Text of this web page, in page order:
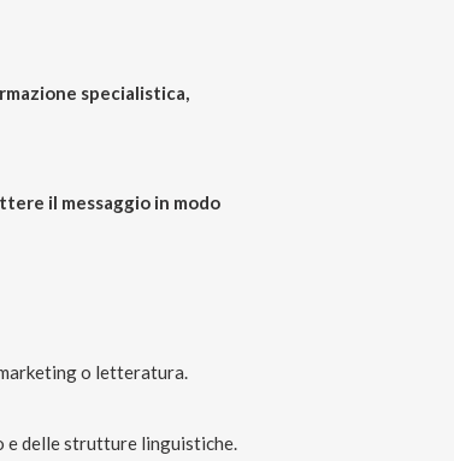
specialistica,
il messaggio in modo
o letteratura.
e delle strutture linguistiche.